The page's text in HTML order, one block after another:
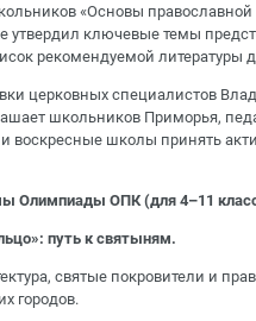
«Основы православной
утвердил ключевые темы
рекомендуемой литературы
церковных специалистов
школьников Приморья,
и воскресные школы принять
Олимпиады ОПК (для 4–11
путь к святыням.
святые покровители и
городов.